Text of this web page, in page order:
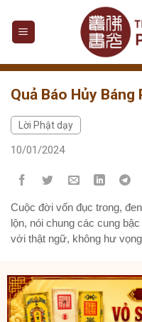
content
Quả Báo Hủy Báng
Lời Phật dạy
10/01/2024
Cuộc đời vốn đục trong,
lộn, nói chung các cung
với thật ngữ, không hư